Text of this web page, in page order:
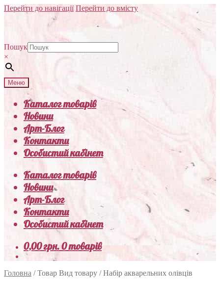
Перейти до навігації Перейти до вмісту
Пошук
×
Меню
Каталог товарів
Новини
Арт-Блог
Контакти
Особистий кабінет
Каталог товарів
Новини
Арт-Блог
Контакти
Особистий кабінет
0,00грн.0 товарів
Головна /Товар Вид товару /Набір акварельних олівців